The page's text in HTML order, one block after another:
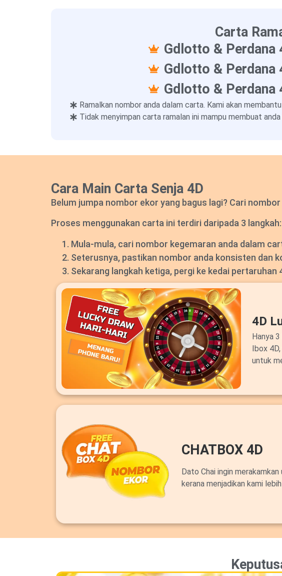
Carta
Gdlotto & Perdana
Gdlotto & Perdana
Gdlotto & Perdana
Ramalkan nombor anda dalam carta. Kami akan
Tidak menyimpan carta ramalan ini mampu membuat
Cara Main Carta Senja 4D
Belum jumpa nombor ekor yang bagus lagi? Cari
Proses menggunakan carta ini terdiri daripada 3 langkah:
Mula-mula, cari nombor kegemaran anda dalam
Seterusnya, pastikan nombor anda konsisten dan
Sekarang langkah ketiga, pergi ke kedai
4D
Hanya
Ibox
untuk
CHATBOX 4D
Dato Chai ingin
kerana menjadikan kami